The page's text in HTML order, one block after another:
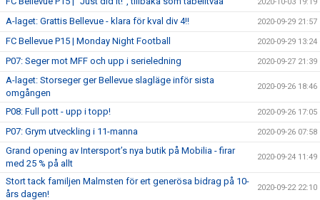
A-laget: Grattis Bellevue - klara för kval div 4!! 2020-09-29 21:57
FC Bellevue P15 | Monday Night Football 2020-09-29 13:24
P07: Seger mot MFF och upp i serieledning 2020-09-27 21:39
A-laget: Storseger ger Bellevue slagläge inför sista
omgången
2020-09-26 18:46
P08: Full pott - upp i topp! 2020-09-26 17:05
P07: Grym utveckling i 11-manna 2020-09-26 07:58
Grand opening av Intersport’s nya butik på Mobilia - firar
med 25 % på allt
2020-09-24 11:49
Stort tack familjen Malmsten för ert generösa bidrag på 10-
års dagen!
2020-09-22 22:10